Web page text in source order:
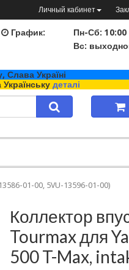
Личный кабинет
График:
Пн-Сб: 10:00
Вс:
Слава Україні
деталі
01-00, 5VU-13596-01-00)
Коллектор
Tourmax для
500 T-Max,